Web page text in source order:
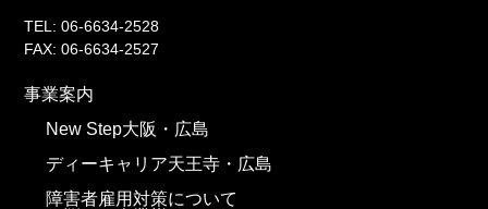
TEL: 06-6634-2528
FAX: 06-6634-2527
事業案内
New Step大阪・広島
ディーキャリア天王寺・広島
障害者雇用対策について